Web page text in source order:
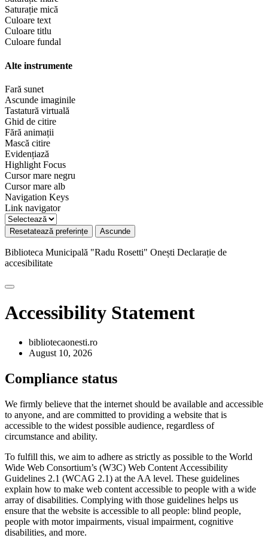
Saturație mică
Culoare text
Culoare titlu
Culoare fundal
Alte instrumente
Fară sunet
Ascunde imaginile
Tastatură virtuală
Ghid de citire
Fără animații
Mască citire
Evidențiază
Highlight Focus
Cursor mare negru
Cursor mare alb
Navigation Keys
Link navigator
Resetatează preferințe Ascunde
Biblioteca Municipală "Radu Rosetti" Onești Declarație de
accesibilitate
Accessibility Statement
bibliotecaonesti.ro
August 10, 2026
Compliance status
We firmly believe that the internet should be available and accessible
to anyone, and are committed to providing a website that is
accessible to the widest possible audience, regardless of
circumstance and ability.
To fulfill this, we aim to adhere as strictly as possible to the World
Wide Web Consortium’s (W3C) Web Content Accessibility
Guidelines 2.1 (WCAG 2.1) at the AA level. These guidelines
explain how to make web content accessible to people with a wide
array of disabilities. Complying with those guidelines helps us
ensure that the website is accessible to all people: blind people,
people with motor impairments, visual impairment, cognitive
disabilities, and more.